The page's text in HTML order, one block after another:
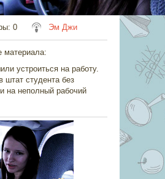
: 0 Эм Джи
материала:
устроиться на работу.
штат студента без
на неполный рабочий